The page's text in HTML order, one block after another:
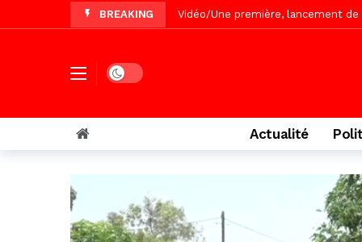
BREAKING « Le Parti, la Patrie et la Nation »
Vidéo/ Magal 2026, le train a
Vidéo/ L’arrivée spectaculaire à la
Vidéo/ Grand Thiès en deuil,
Vidéo/Gamou Bakhdad chez
Vidéo/Chérif Nehma Aïdara
Autoroute Dakar-Saint Louis, les
Dark mode
Actualité